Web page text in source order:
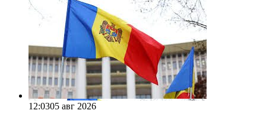
12:0305 авг 2026